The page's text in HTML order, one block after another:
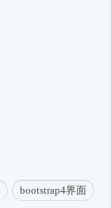
bootstrap4界面